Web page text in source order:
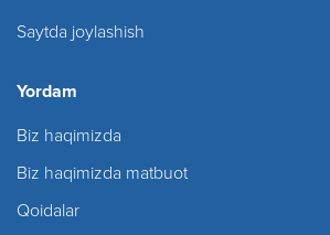
Saytda joylashish
Yordam
Biz haqimizda
Biz haqimizda matbuot
Qoidalar